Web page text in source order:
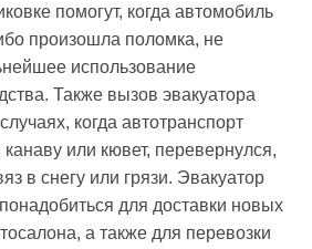
помогут, когда автомобиль
произошла поломка, не
использование
Также вызов эвакуатора
когда автотранспорт
или кювет, перевернулся,
в снегу или грязи. Эвакуатор
для доставки новых
а также для перевозки